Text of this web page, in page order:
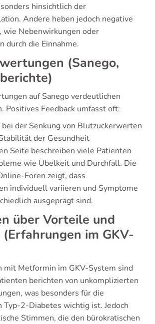
hinsichtlich der
Andere heben jedoch negative
wie Nebenwirkungen oder
durch die Einnahme.
(Sanego,
auf Sanego verdeutlichen
Positives Feedback umfasst oft:
der Senkung von Blutzuckerwerten
der Gesundheit
Seite beschreiben viele Patienten
wie Übelkeit und Durchfall. Die
Foren zeigt, dass
individuell variieren und Symptome
ausgeprägt sind.
über Vorteile und
im GKV-
mit Metformin im GKV-System sind
berichten von unkomplizierten
was besonders für die
Typ-2-Diabetes wichtig ist. Jedoch
Stimmen, die den bürokratischen